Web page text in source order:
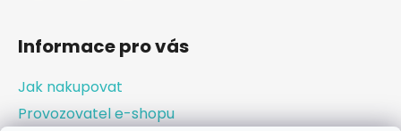
Informace pro vás
Jak nakupovat
Provozovatel e-shopu